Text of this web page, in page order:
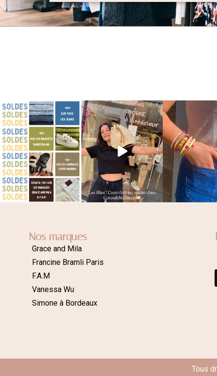
Nos marques
Grace and Mila
Francine Bramli Paris
F.A.M
Vanessa Wu
Simone à Bordeaux
Tous